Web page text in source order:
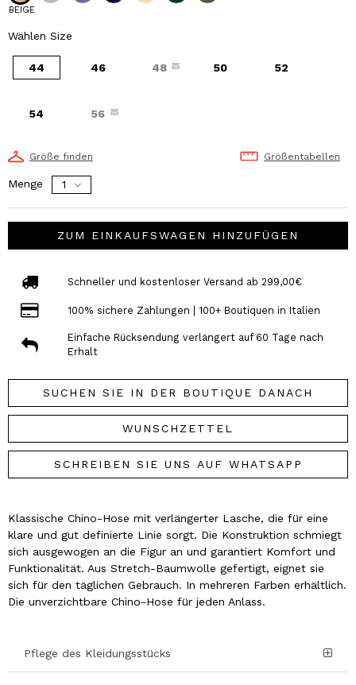
BEIGE
Wählen Size
44 46 48 50 52
54 56
Größe finden Größentabellen
Menge
ZUM EINKAUFSWAGEN HINZUFÜGEN
Schneller und kostenloser Versand ab 299,00€
100% sichere Zahlungen | 100+ Boutiquen in Italien
Einfache Rücksendung verlängert auf 60 Tage nach
Erhalt
SUCHEN SIE IN DER BOUTIQUE DANACH
WUNSCHZETTEL
SCHREIBEN SIE UNS AUF WHATSAPP
Klassische Chino-Hose mit verlängerter Lasche, die für eine
klare und gut definierte Linie sorgt. Die Konstruktion schmiegt
sich ausgewogen an die Figur an und garantiert Komfort und
Funktionalität. Aus Stretch-Baumwolle gefertigt, eignet sie
sich für den täglichen Gebrauch. In mehreren Farben erhältlich.
Die unverzichtbare Chino-Hose für jeden Anlass.
Pflege des Kleidungsstücks